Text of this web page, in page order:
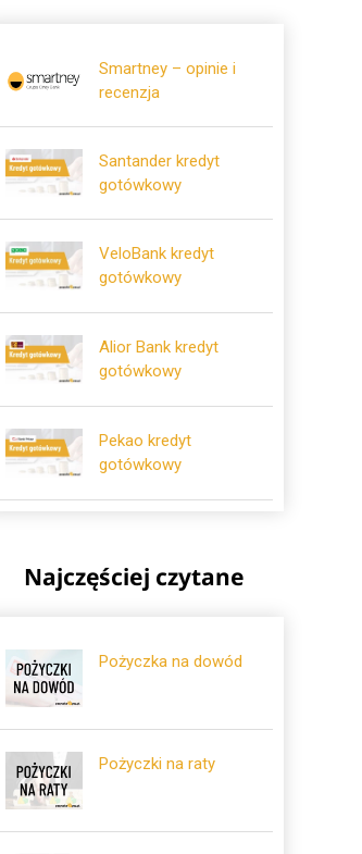
Smartney – opinie i
recenzja
Santander kredyt
gotówkowy
VeloBank kredyt
gotówkowy
Alior Bank kredyt
gotówkowy
Pekao kredyt
gotówkowy
Najczęściej czytane
Pożyczka na dowód
Pożyczki na raty